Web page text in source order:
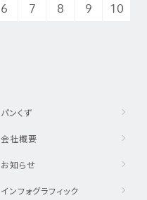
パンくず
会社概要
お知らせ
インフォグラフィック
6 7 8 9
10